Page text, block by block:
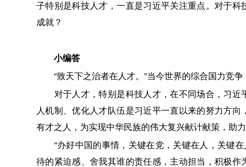
子特别是科技人才，一直是习近平关注重点。对于
成就？
小编答
“致天下之治者在人才。”当今世界的综合国力竞争
对于人才，特别是科技人才，在不同场合，习近
人机制、优化人才队伍是习近平一直以来的努力方
有才之人，为实现中华民族的伟大复兴献计献策，助力
“办好中国的事情，关键在党，关键在人，关键在
待的紧迫感、舍我其谁的责任感，主动担当，积极